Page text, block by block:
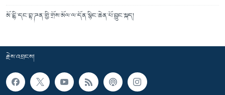
མོ་དྷི་དང་བྷ་ཌན་གྱི་གྲོས་མོལ་ལ་དོན་སྙིང་ཆེན་པོ་བྱུང་སྐད།
རྗེས་འབྲངས།